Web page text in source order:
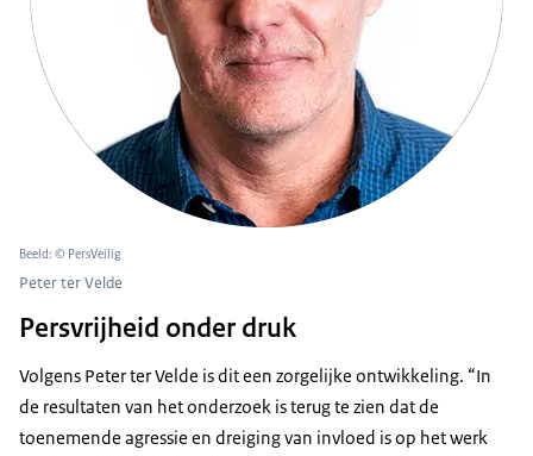
Beeld: © PersVeilig
Peter ter Velde
Persvrijheid onder druk
Volgens Peter ter Velde is dit een zorgelijke ontwikkeling. “In
de resultaten van het onderzoek is terug te zien dat de
toenemende agressie en dreiging van invloed is op het werk